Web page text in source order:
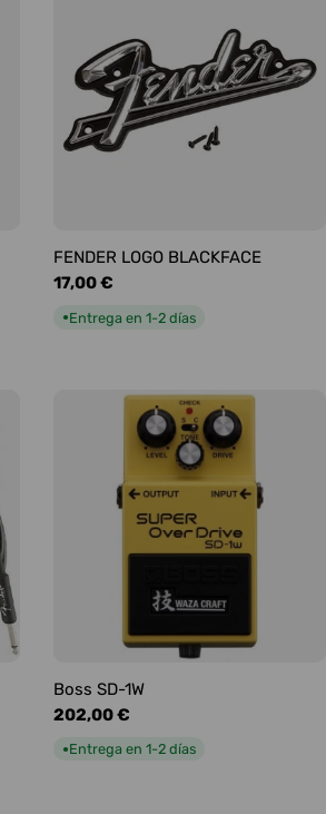
FENDER LOGO BLACKFACE
Precio
17,00 €
●Entrega en 1-2 días
Boss SD-1W
Precio
202,00 €
●Entrega en 1-2 días